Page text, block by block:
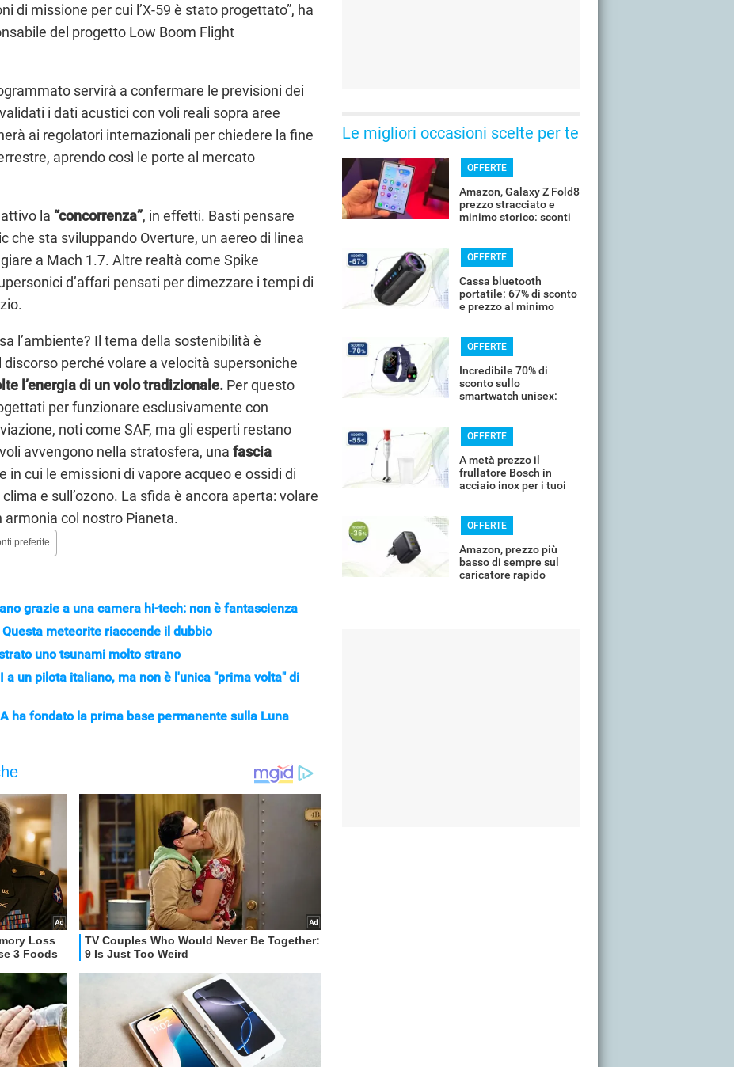
di missione per cui l’X-59 è stato progettato”, ha
del progetto Low Boom Flight
servirà a confermare le previsioni dei
i dati acustici con voli reali sopra aree
ai regolatori internazionali per chiedere la fine
aprendo così le porte al mercato
la “concorrenza”, in effetti. Basti pensare
che sta sviluppando Overture, un aereo di linea
a Mach 1.7. Altre realtà come Spike
d’affari pensati per dimezzare i tempi di
l’ambiente? Il tema della sostenibilità è
perché volare a velocità supersoniche
l’energia di un volo tradizionale. Per questo
per funzionare esclusivamente con
noti come SAF, ma gli esperti restano
avvengono nella stratosfera, una fascia
e in cui le emissioni di vapore acqueo e ossidi di
e sull’ozono. La sfida è ancora aperta: volare
col nostro Pianeta.
preferite
grazie a una camera hi-tech: non è fantascienza
meteorite riaccende il dubbio
uno tsunami molto strano
un pilota italiano, ma non è l'unica "prima volta" di
ha fondato la prima base permanente sulla Luna
Le migliori occasioni scelte per te
OFFERTE
Amazon, Galaxy Z Fold8
prezzo stracciato e
minimo storico: sconti
OFFERTE
Cassa bluetooth
portatile: 67% di sconto
e prezzo al minimo
OFFERTE
Incredibile 70% di
sconto sullo
smartwatch unisex:
OFFERTE
A metà prezzo il
frullatore Bosch in
acciaio inox per i tuoi
OFFERTE
Amazon, prezzo più
basso di sempre sul
caricatore rapido